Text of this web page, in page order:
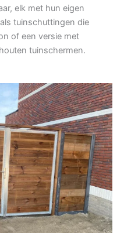
elk met hun eigen
tuinschuttingen die
of een versie met
tuinschermen.